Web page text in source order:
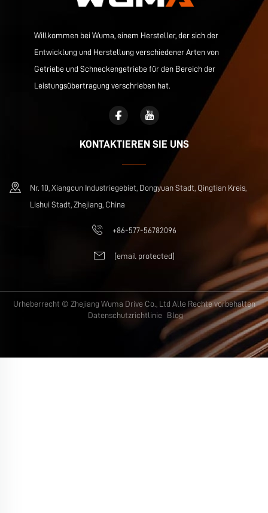
Willkommen bei Wuma, einem Hersteller, der sich der
Entwicklung und Herstellung verschiedener Arten von
Getriebe und Schneckengetriebe für den Bereich der
Leistungsübertragung verschrieben hat.
KONTAKTIEREN SIE UNS
Nr. 10, Xiangcun Industriegebiet, Dongyuan Stadt, Qingtian Kreis,
Lishui Stadt, Zhejiang, China
+86-577-56782096
[email protected]
Urheberrecht © Zhejiang Wuma Drive Co., Ltd Alle Rechte vorbehalten
Datenschutzrichtlinie
Blog